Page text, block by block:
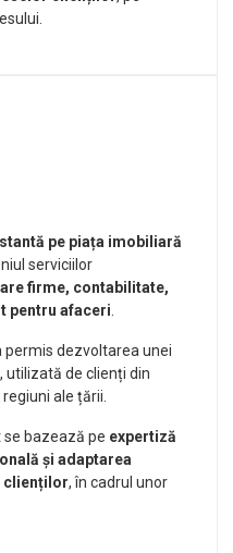
pe piața imobiliară
serviciilor
firme, contabilitate,
pentru afaceri
permis dezvoltarea unei
, utilizată de clienți din
ale țării.
bazează pe expertiză
și adaptarea
clienților, în cadrul unor